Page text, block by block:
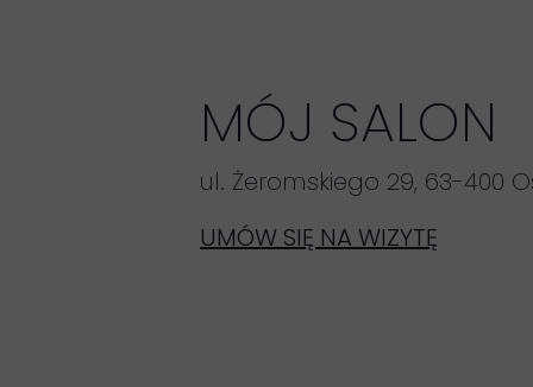
UMÓW SIĘ NA WIZYTĘ
ul. Żeromskiego 29, 63-400
MÓJ SALON